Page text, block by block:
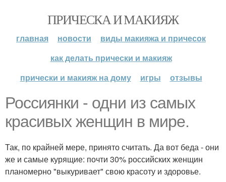
ПРИЧЕСКА И МАКИЯЖ
главная новости
виды макияжа и причесок
как делать прически и макияж
прически и макияж на дому
игры отзывы
Россиянки - одни из самых
красивых женщин в мире.
Так, по крайней мере, принято считать. Да вот беда - они
же и самые курящие: почти 30% российских женщин
планомерно "выкуривает" свою красоту и здоровье.